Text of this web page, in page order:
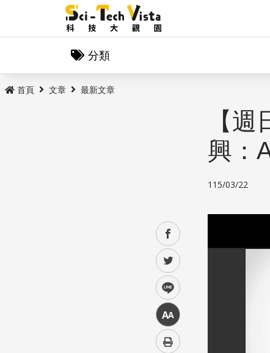
分類
首頁 文章 最新文章
facebook
twitter
line
中
【
興：
115/03/22